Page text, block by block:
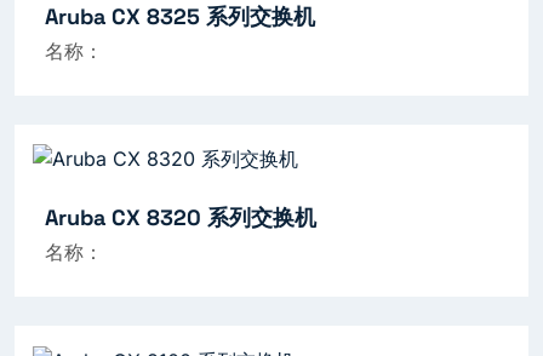
Aruba CX 8325 系列交换机
名称：
Aruba CX 8320 系列交换机
名称：